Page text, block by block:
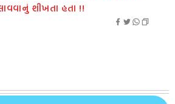
શીખતા હતા !!